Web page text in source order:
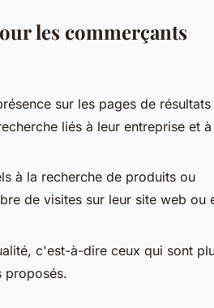
les commerçants
sur les pages de résultats
liés à leur entreprise et à
à la recherche de produits ou
de visites sur leur site web ou
c'est-à-dire ceux qui sont
proposés.